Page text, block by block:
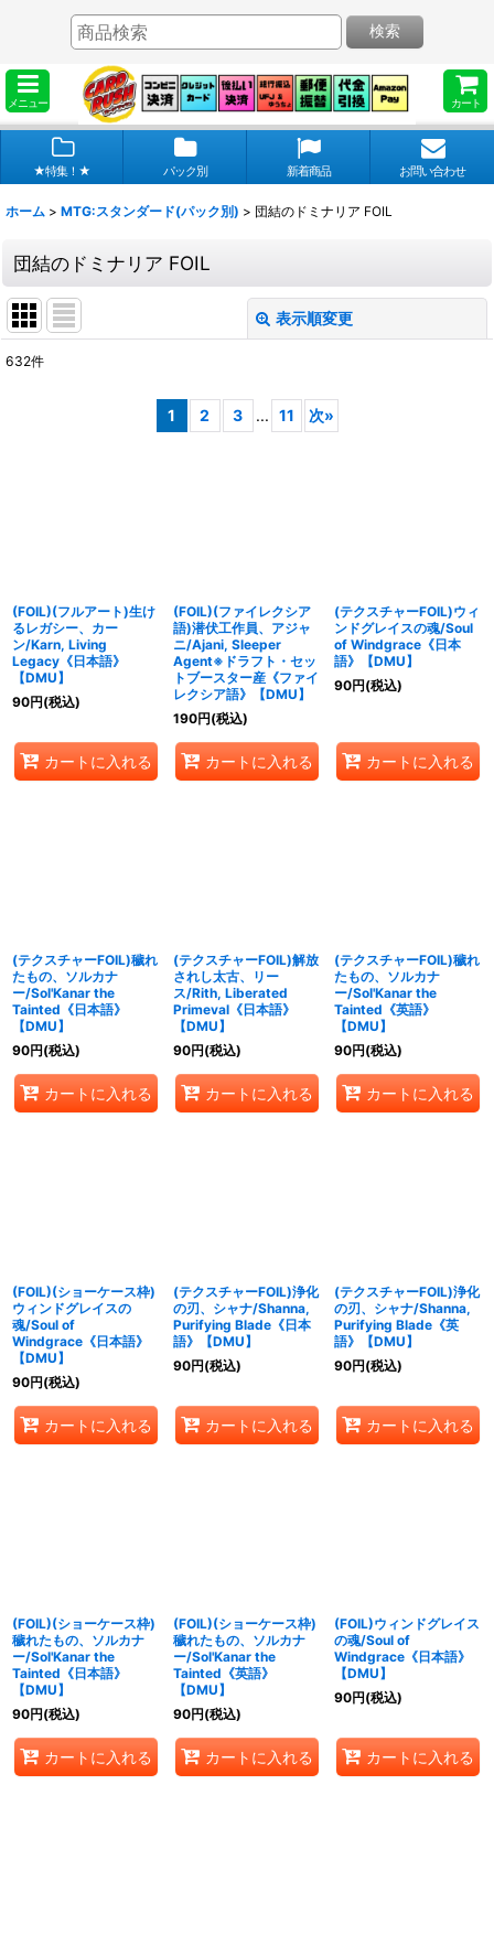
メニュー カート
検索
★特集！★ パック別 新着商品 お問い合わせ
ホーム > MTG:スタンダード(パック別) > 団結のドミナリア FOIL
団結のドミナリア FOIL
表示順変更
632件
1 2 3 ... 11 次»
(FOIL)(フルアート)生け
るレガシー、カー
ン/Karn, Living
Legacy《日本語》
【DMU】
90円(税込)
カートに入れる
(FOIL)(ファイレクシア
語)潜伏工作員、アジャ
ニ/Ajani, Sleeper
Agent※ドラフト・セッ
トブースター産《ファイ
レクシア語》【DMU】
190円(税込)
カートに入れる
(テクスチャーFOIL)ウィ
ンドグレイスの魂/Soul
of Windgrace《日本
語》【DMU】
90円(税込)
カートに入れる
(テクスチャーFOIL)穢れ
たもの、ソルカナ
ー/Sol'Kanar the
Tainted《日本語》
【DMU】
90円(税込)
カートに入れる
(テクスチャーFOIL)解放
されし太古、リー
ス/Rith, Liberated
Primeval《日本語》
【DMU】
90円(税込)
カートに入れる
(テクスチャーFOIL)穢れ
たもの、ソルカナ
ー/Sol'Kanar the
Tainted《英語》
【DMU】
90円(税込)
カートに入れる
(FOIL)(ショーケース枠)
ウィンドグレイスの
魂/Soul of
Windgrace《日本語》
【DMU】
90円(税込)
カートに入れる
(テクスチャーFOIL)浄化
の刃、シャナ/Shanna,
Purifying Blade《日本
語》【DMU】
90円(税込)
カートに入れる
(テクスチャーFOIL)浄化
の刃、シャナ/Shanna,
Purifying Blade《英
語》【DMU】
90円(税込)
カートに入れる
(FOIL)(ショーケース枠)
穢れたもの、ソルカナ
ー/Sol'Kanar the
Tainted《日本語》
【DMU】
90円(税込)
カートに入れる
(FOIL)(ショーケース枠)
穢れたもの、ソルカナ
ー/Sol'Kanar the
Tainted《英語》
【DMU】
90円(税込)
カートに入れる
(FOIL)ウィンドグレイス
の魂/Soul of
Windgrace《日本語》
【DMU】
90円(税込)
カートに入れる